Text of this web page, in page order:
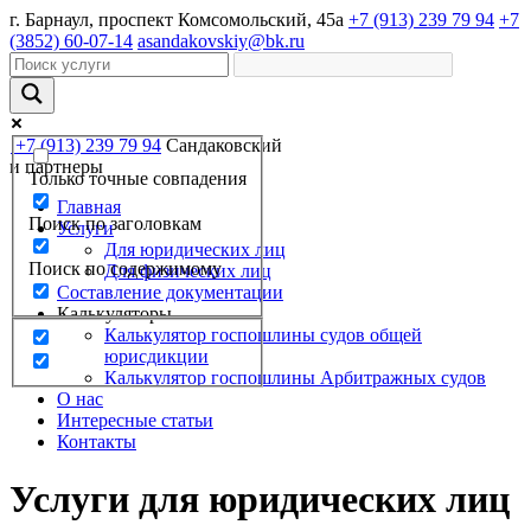
г. Барнаул, проспект Комсомольский, 45а +7 (913) 239 79 94 +7
(3852) 60-07-14 asandakovskiy@bk.ru
Только точные совпадения
Поиск по заголовкам
Поиск по содержимому
+7 (913) 239 79 94 Сандаковский
и партнеры
Главная
Услуги
Для юридических лиц
Для физических лиц
Составление документации
Калькуляторы
Калькулятор госпошлины судов общей
юрисдикции
Калькулятор госпошлины Арбитражных судов
О нас
Интересные статьи
Контакты
Услуги для юридических лиц